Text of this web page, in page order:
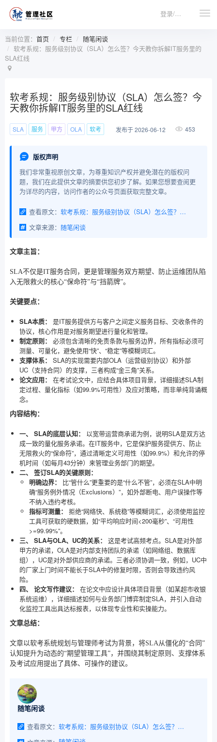
登录/注册
当前位置： 首页 专栏
随笔闲谈
软考系规：服务级别协议（SLA）怎么签？今天教你拆解IT服务里的
SLA红线
软考系规：服务级别协议（SLA）怎么签？今
天教你拆解IT服务里的SLA红线
SLA 服务 甲方 OLA 软考 发布于 2026-06-12 453
版权声明
我们非常重视原创文章，为尊重知识产权并避免潜在的版权问
题，我们在此提供文章的摘要供您初步了解。如果您想要查阅更
为详尽的内容，访问作者的公众号页面获取完整文章。
查看原文：
软考系规：服务级别协议（SLA）怎么签？今天教你拆解IT服务里的SLA红线
文章来源： 随笔闲谈
文章主旨：
SLA不仅是IT服务合同，更是管理服务双方期望、防止运维团队陷
入无限救火的核心“保命符”与“挡箭牌”。
关键要点：
SLA本质：
是IT服务提供方与客户之间定义服务目标、交收条件的
协议，核心作用是对服务期望进行量化和管理。
制定原则：
必须包含清晰的免责条款与服务边界，所有指标必须可
测量、可量化，避免使用“快”、“稳定”等模糊词汇。
支撑体系：
SLA的实现需要内部OLA（运营级别协议）和外部
UC（支持合同）的支撑，三者构成“金三角”关系。
论文应用：
在考试论文中，应结合具体项目背景，详细描述SLA制
定过程、量化指标（如99.9%可用性）及应对策略，而非单纯背诵概
念。
内容结构：
一、 SLA的底层认知：
以宽带运营商承诺为例，说明SLA是双方达
成一致的量化服务承诺。在IT服务中，它是保护服务提供方、防止
无限救火的“保命符”，通过清晰定义可用性（如99.9%）和允许的停
机时间（如每月43分钟）来管理业务部门的期望。
二、 签订SLA的关键原则：
明确边界：
比“管什么”更重要的是“什么不管”，必须在SLA中明
确“服务例外情况（Exclusions）”，如外部断电、用户误操作等
不纳入违约考核。
指标可测量：
拒绝“网络快、系统稳”等模糊词汇，必须使用监控
工具可获取的硬数据，如“平均响应时间<200毫秒”、“可用性
>=99.99%”。
三、 SLA与OLA、UC的关系：
这是考试高频考点。SLA是对外部
甲方的承诺，OLA是对内部支持团队的承诺（如网络组、数据库
组），UC是对外部供应商的承诺。三者必须协调一致，例如，UC中
的厂家上门时间不能长于SLA中的修复时限，否则会导致违约风
险。
四、 论文写作建议：
在论文中应设计具体项目背景（如某超市收银
系统运维），详细描述如何与业务部门博弈制定SLA，并引入自动
化监控工具出具达标报表，以体现专业性和实操能力。
文章总结：
文章以软考系统规划与管理师考试为背景，将SLA从僵化的“合同”
认知提升为动态的“期望管理工具”，并围绕其制定原则、支撑体系
及考试应用提出了具体、可操作的建议。
随笔闲谈
查看原文：
软考系规：服务级别协议（SLA）怎么签？今天教你拆解IT服务里的SLA红线